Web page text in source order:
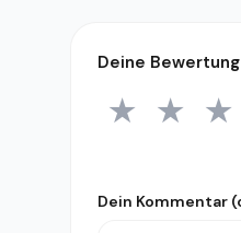
Deine Bewertung
1 Stern
★ 2
★ 3
★
Dein Kommentar